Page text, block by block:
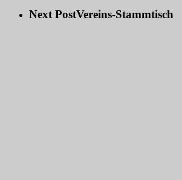
Next PostVereins-Stammtisch